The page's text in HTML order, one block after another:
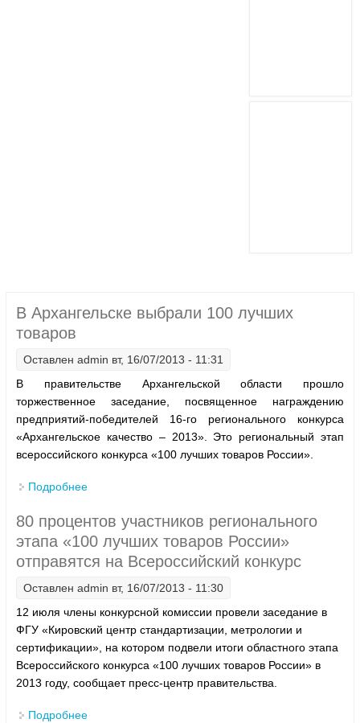
В Архангельске выбрали 100 лучших
товаров
Оставлен admin вт, 16/07/2013 - 11:31
В правительстве Архангельской области прошло
торжественное заседание, посвященное награждению
предприятий-победителей 16-го регионального конкурса
«Архангельское качество – 2013». Это региональный этап
всероссийского конкурса «100 лучших товаров России».
Подробнее
80 процентов участников регионального
этапа «100 лучших товаров России»
отправятся на Всероссийский конкурс
Оставлен admin вт, 16/07/2013 - 11:30
12 июля члены конкурсной комиссии провели заседание в
ФГУ «Кировский центр стандартизации, метрологии и
сертификации», на котором подвели итоги областного этапа
Всероссийского конкурса «100 лучших товаров России» в
2013 году, сообщает пресс-центр правительства.
Подробнее